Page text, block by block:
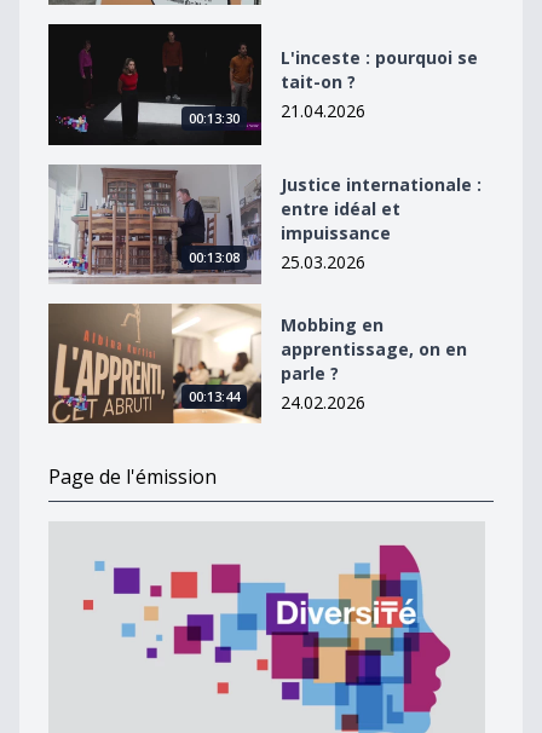
L&#039;inceste : pourquoi se tait-on ?
00:13:30
L'inceste : pourquoi se
tait-on ?
21.04.2026
Justice internationale : entre idéal et impuissance
00:13:08
Justice internationale :
entre idéal et
impuissance
25.03.2026
Mobbing en apprentissage, on en parle ?
00:13:44
Mobbing en
apprentissage, on en
parle ?
24.02.2026
Page de l'émission